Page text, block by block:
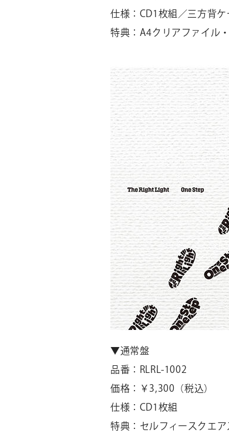
仕様：CD1枚組／三方背
特典：A4クリアファイル
▼通常盤
品番：RLRL-1002
価格：￥3,300（税込）
仕様：CD1枚組
特典：セルフィースクエア